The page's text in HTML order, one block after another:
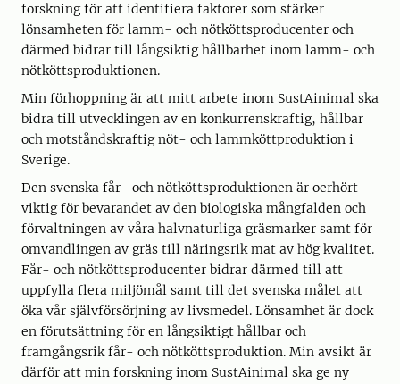
forskning för att identifiera faktorer som stärker
lönsamheten för lamm- och nötköttsproducenter och
därmed bidrar till långsiktig hållbarhet inom lamm- och
nötköttsproduktionen.
Min förhoppning är att mitt arbete inom SustAinimal ska
bidra till utvecklingen av en konkurrenskraftig, hållbar
och motståndskraftig nöt- och lammköttproduktion i
Sverige.
Den svenska får- och nötköttsproduktionen är oerhört
viktig för bevarandet av den biologiska mångfalden och
förvaltningen av våra halvnaturliga gräsmarker samt för
omvandlingen av gräs till näringsrik mat av hög kvalitet.
Får- och nötköttsproducenter bidrar därmed till att
uppfylla flera miljömål samt till det svenska målet att
öka vår självförsörjning av livsmedel. Lönsamhet är dock
en förutsättning för en långsiktigt hållbar och
framgångsrik får- och nötköttsproduktion. Min avsikt är
därför att min forskning inom SustAinimal ska ge ny